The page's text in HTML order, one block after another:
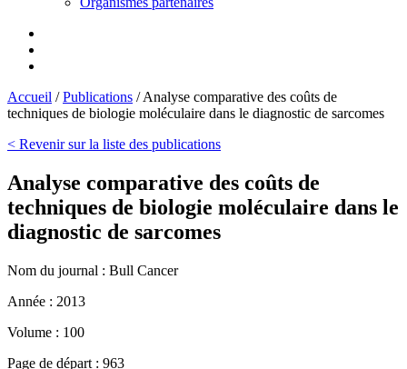
Accueil /Publications /Analyse comparative des coûts de
techniques de biologie moléculaire dans le diagnostic de sarcomes
< Revenir sur la liste des publications
Analyse comparative des coûts de
techniques de biologie moléculaire dans le
diagnostic de sarcomes
Nom du journal : Bull Cancer
Année : 2013
Volume : 100
Page de départ : 963